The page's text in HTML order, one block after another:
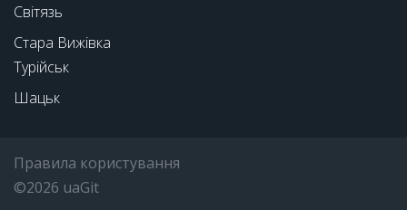
Світязь
Стара Вижівка
Турійськ
Шацьк
Правила користування
©2026 uaGit